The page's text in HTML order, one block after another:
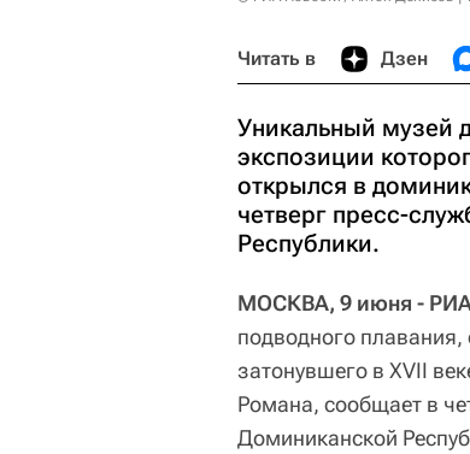
Читать в Дзен
Уникальный музей
экспозиции
открылся в
четверг пресс-
Республики.
МОСКВА, 9 июня -
подводного плавания,
затонувшего в XVII
Романа, сообщает в
Доминиканской